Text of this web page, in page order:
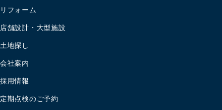
リフォーム
店舗設計・大型施設
土地探し
会社案内
採用情報
定期点検のご予約